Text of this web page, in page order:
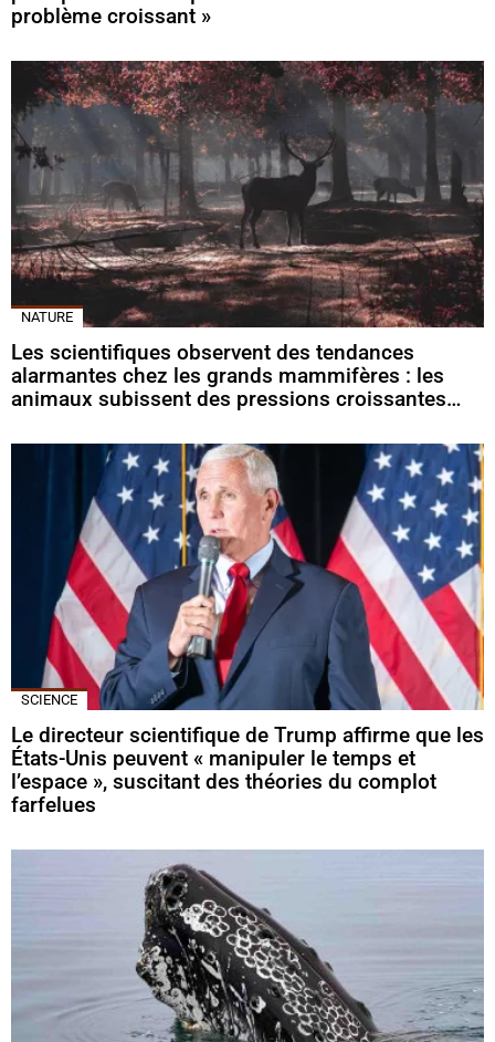
problème croissant »
NATURE
Les scientifiques observent des tendances
alarmantes chez les grands mammifères : les
animaux subissent des pressions croissantes…
SCIENCE
Le directeur scientifique de Trump affirme que les
États-Unis peuvent « manipuler le temps et
l’espace », suscitant des théories du complot
farfelues